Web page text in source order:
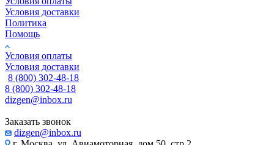
Условия доставки
Политика
Помощь
Условия оплаты
Условия доставки
8 (800) 302-48-18
8 (800) 302-48-18
dizgen@inbox.ru
Заказать звонок
dizgen@inbox.ru